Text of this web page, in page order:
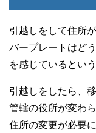
引越しをして住所
バープレートはど
を感じているとい
引越しをしたら、
管轄の役所が変わ
住所の変更が必要に